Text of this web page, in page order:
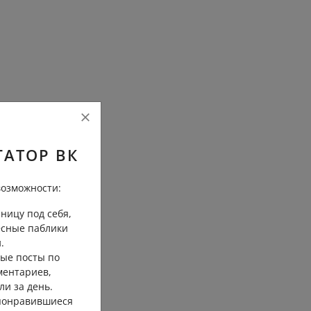
ВК
под себя,
паблики
посты по
за день.